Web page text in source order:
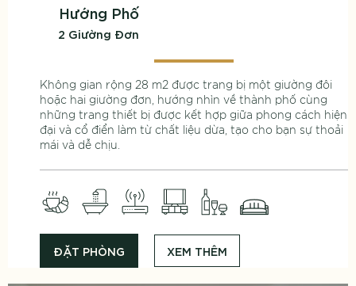
Hướng Phố
2 Giường Đơn
Không gian rộng 28 m2 được trang bị một giường đôi
hoặc hai giường đơn, hướng nhìn về thành phố cùng
những trang thiết bị được kết hợp giữa phong cách hiện
đại và cổ điển làm từ chất liệu dừa, tạo cho bạn sự thoải
mái và dễ chịu.
ĐẶT PHÒNG XEM THÊM